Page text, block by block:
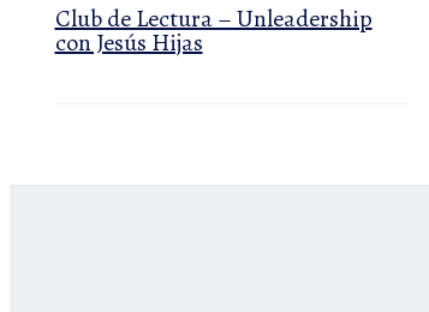
Club de Lectura – Unleadership
con Jesús Hijas